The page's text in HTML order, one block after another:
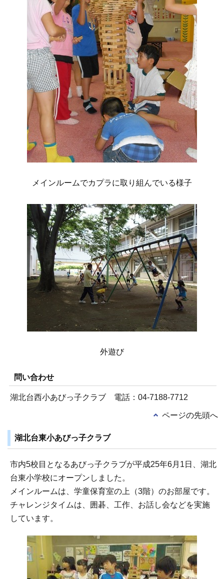
メインルームでカプラに取り組んでいる様子
外遊び
問い合わせ
湖北台西小あびっ子クラブ 電話：04-7188-7712
ページの先頭へ
湖北台東小あびっ子クラブ
市内5校目となるあびっ子クラブが平成25年6月1日、湖北
台東小学校にオープンしました。
メインルームは、学童保育室の上（3階）のお部屋です。
チャレンジタイムは、囲碁、工作、お話し会などを実施
しています。